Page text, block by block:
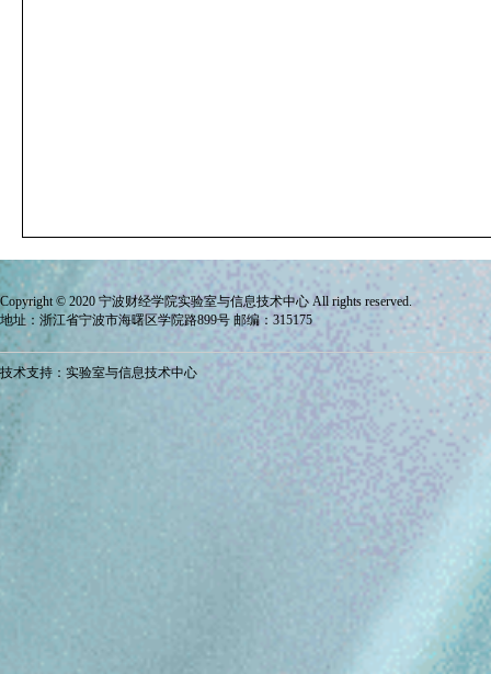
Copyright © 2020 宁波财经学院实验室与信息技术中心 All rights reserved.
地址：浙江省宁波市海曙区学院路899号 邮编：315175
技术支持：实验室与信息技术中心